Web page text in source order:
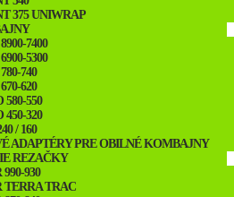
375 UNIWRAP
7400
5300
740
620
580-550
450-320
/ 160
ADAPTÉRY PRE OBILNÉ KOMBAJNY
REZAČKY
930
TERRA TRAC